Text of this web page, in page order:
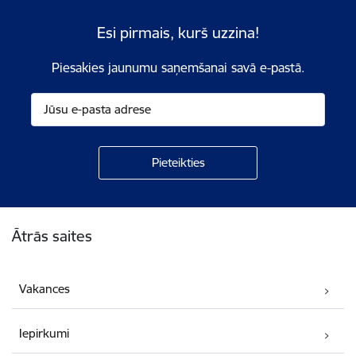
Esi pirmais, kurš uzzina!
Piesakies jaunumu saņemšanai savā e-pastā.
Ātrās saites
Vakances
Iepirkumi